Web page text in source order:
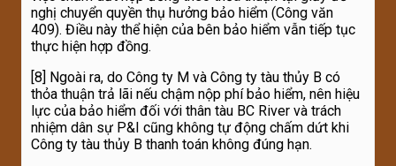
nghị chuyển quyền thụ hưởng bảo hiểm (Công văn
409). Điều này thể hiện của bên bảo hiểm vẫn tiếp tục
thực hiện hợp đồng.
[8] Ngoài ra, do Công ty M và Công ty tàu thủy B có
thỏa thuận trả lãi nếu chậm nộp phí bảo hiểm, nên hiệu
lực của bảo hiểm đối với thân tàu BC River và trách
nhiệm dân sự P&I cũng không tự động chấm dứt khi
Công ty tàu thủy B thanh toán không đúng hạn.